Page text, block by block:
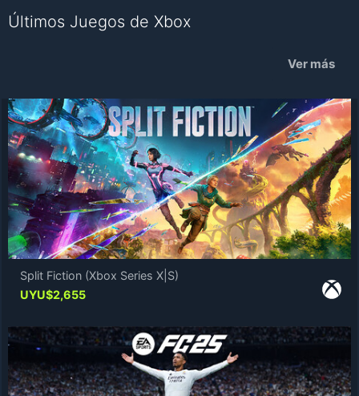
Últimos Juegos de Xbox
Ver más
Split Fiction (Xbox Series X|S)
UYU$2,655